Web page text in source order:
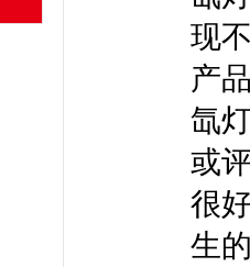
现
产
氙
或
很
生